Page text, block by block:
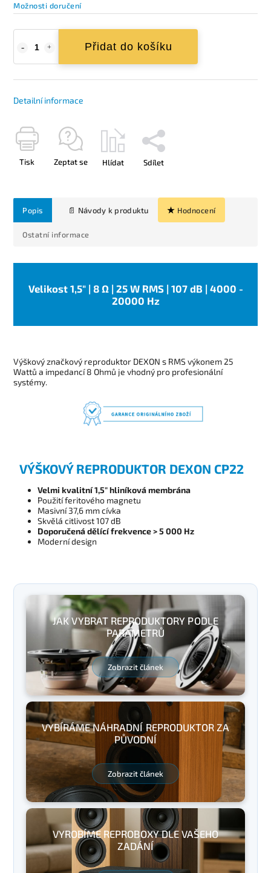
Možnosti doručení
Přidat do košíku
Detailní informace
Tisk Zeptat se Hlídat Sdílet
Popis Hodnocení
Ostatní informace
Velikost 1,5" | 8 Ω | 25 W RMS | 107 dB | 4000 -
20000 Hz
Výškový značkový reproduktor DEXON s RMS výkonem 25
Wattů a impedancí 8 Ohmů je vhodný pro profesionální
systémy.
VÝŠKOVÝ REPRODUKTOR DEXON CP22
Velmi kvalitní 1,5" hliníková membrána
Použití feritového magnetu
Masivní 37,6 mm cívka
Skvělá citlivost 107 dB
Doporučená dělící frekvence > 5 000 Hz
Moderní design
JAK VYBRAT REPRODUKTORY PODLE
PARAMETRŮ
Zobrazit článek
VYBÍRÁME NÁHRADNÍ REPRODUKTOR ZA
PŮVODNÍ
Zobrazit článek
VYROBÍME REPROBOXY DLE VAŠEHO
ZADÁNÍ